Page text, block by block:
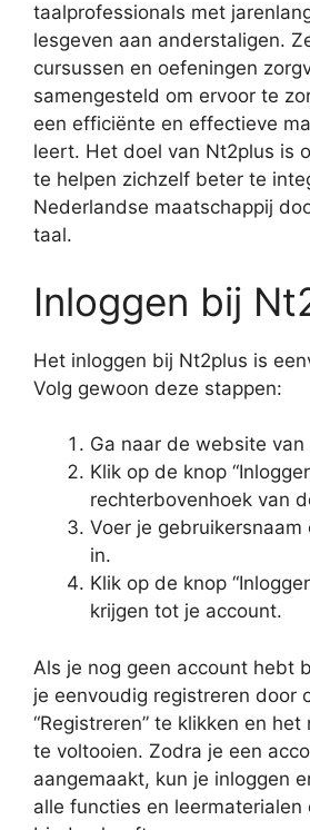
taalprofessionals met
lesgeven aan anderstaligen.
cursussen en oefeningen
samengesteld om ervoor te
een efficiënte en effectieve
leert. Het doel van Nt2plus is
te helpen zichzelf beter te
Nederlandse maatschappij
taal.
Inloggen bij
Het inloggen bij Nt2plus is
Volg gewoon deze stappen:
Ga naar de website van
Klik op de knop
rechterbovenhoek van
Voer je
in.
Klik op de knop
krijgen tot je account.
Als je nog geen account hebt
je eenvoudig registreren door
“Registreren” te klikken en
te voltooien. Zodra je een
aangemaakt, kun je inloggen
alle functies en leermaterialen